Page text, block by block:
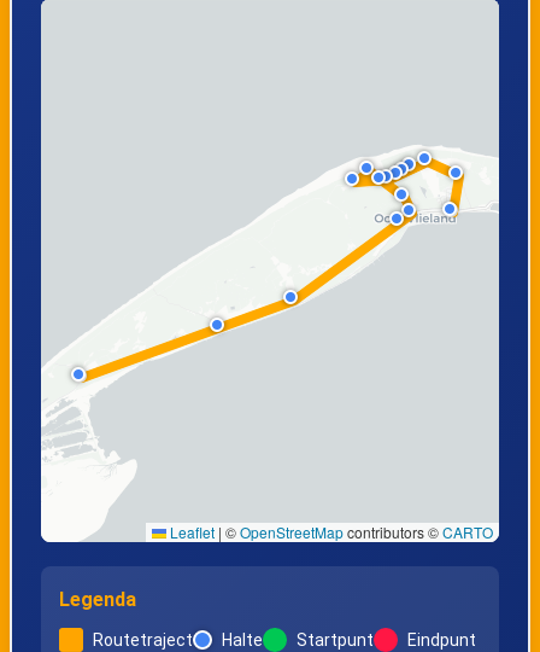
Leaflet | ©OpenStreetMapcontributors ©CARTO
Legenda
Routetraject Halte Startpunt Eindpunt